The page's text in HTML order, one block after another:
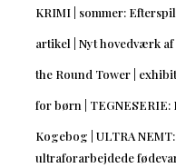
KRIMI | sommer:
artikel | Nyt hovedværk
the Round Tower |
for børn |
Kogebog | ULTRA
ultraforarbejdede